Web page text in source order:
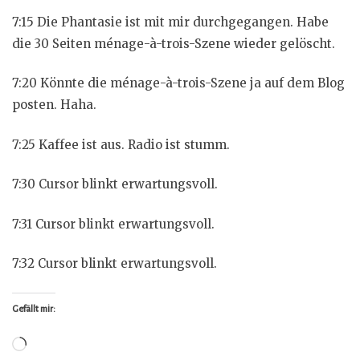
7:15 Die Phantasie ist mit mir durchgegangen. Habe
die 30 Seiten ménage-à-trois-Szene wieder gelöscht.
7:20 Könnte die ménage-à-trois-Szene ja auf dem Blog
posten. Haha.
7:25 Kaffee ist aus. Radio ist stumm.
7:30 Cursor blinkt erwartungsvoll.
7:31 Cursor blinkt erwartungsvoll.
7:32 Cursor blinkt erwartungsvoll.
Gefällt mir:
Wird